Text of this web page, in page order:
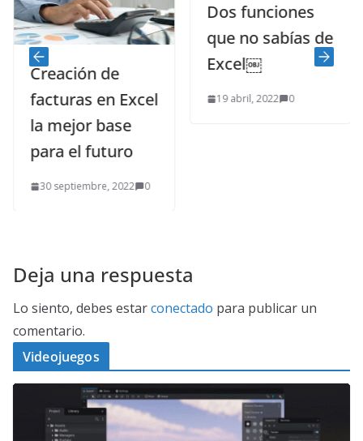
Creación de
facturas en Excel
la mejor base
para el futuro
30 septiembre, 2022 0
Dos funciones
que no sabías de
Excel￼
19 abril, 2022 0
Deja una respuesta
Lo siento, debes estarconectado para publicar un
comentario.
Videojuegos